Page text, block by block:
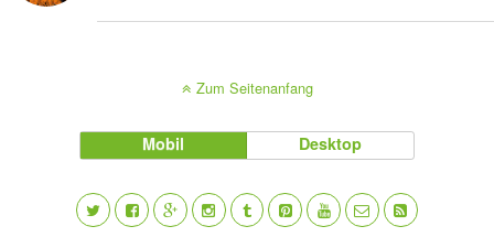
Zum Seitenanfang
Mobil Desktop